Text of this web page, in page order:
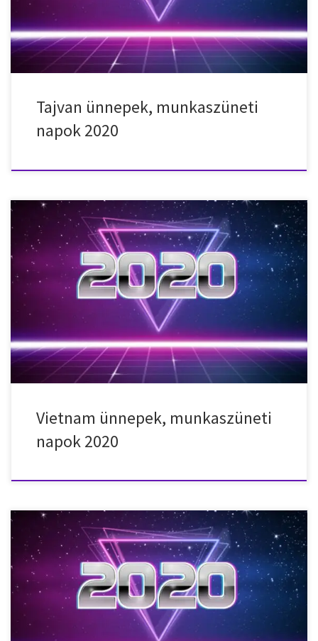
Holdújév 2020. január 27. – hétfő – Holdújév 2020. […]
Tajvan ünnepek, munkaszüneti
napok 2020
Nemzeti ünnepek, munkaszüneti napok, ünnepnapok Vietnamban
2020-ban. 2020. január 1. – szerda – Újév 2020. január 24. – péntek
– Vietnámi holdújév 2020. január 25. – szombat – Vietnámi
holdújév 2020. január 26. – vasárnap – Vietnámi holdújév 2020.
január 27. – hétfő – Vietnámi holdújév 2020. január 28. – […]
Vietnam ünnepek, munkaszüneti
napok 2020
Nemzeti ünnepek, munkaszüneti napok, ünnepnapok
Indonéziában 2020-ban. 2020. január 1. – szerda – Újév 2020.
január 25. – szombat – Kínai újév 2020. március 22. – vasárnap – Isra
Mi’raj 2020. március 25. – szerda – Újév a Bali hindu naptár szerint
2020. április 10. – péntek – Nagypéntek 2020. május […]